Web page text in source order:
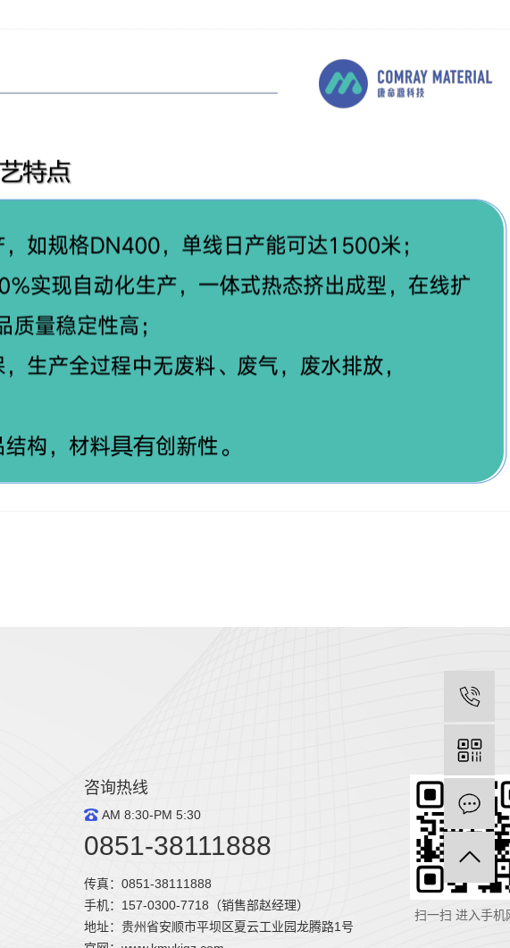
咨询热线
AM 8:30-PM 5:30
0851-38111888
传真：0851-38111888
手机：157-0300-7718（销售部赵经理）
地址：贵州省安顺市平坝区夏云工业园龙腾路1号
扫一扫 进入手机